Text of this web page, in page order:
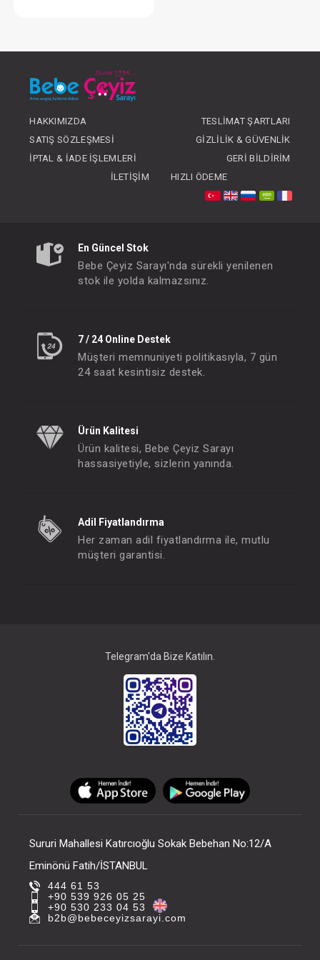
OLUNUZ
HAKKIMIZDA
TESLIMAT ŞARTLARI
SATIŞ SÖZLEŞMESI
GIZLILIK & GÜVENLIK
İPTAL & İADE İŞLEMLERI
GERI BILDIRIM
İLETIŞIM
HIZLI ÖDEME
En Güncel Stok
Bebe Çeyiz Sarayı'nda sürekli yenilenen
stok ile yolda kalmazsınız.
7 / 24 Online Destek
Müşteri memnuniyeti politikasıyla, 7 gün
24 saat kesintisiz destek.
Ürün Kalitesi
Ürün kalitesi, Bebe Çeyiz Sarayı
hassasiyetiyle, sizlerin yanında.
Adil Fiyatlandırma
Her zaman adil fiyatlandırma ile, mutlu
müşteri garantisi.
Telegram'da Bize Katılın.
Sururi Mahallesi Katırcıoğlu Sokak Bebehan No:12/A
Eminönü Fatih/İSTANBUL
444 61 53
+90 539 926 05 25
+90 530 233 04 53
b2b@bebeceyizsarayi.com